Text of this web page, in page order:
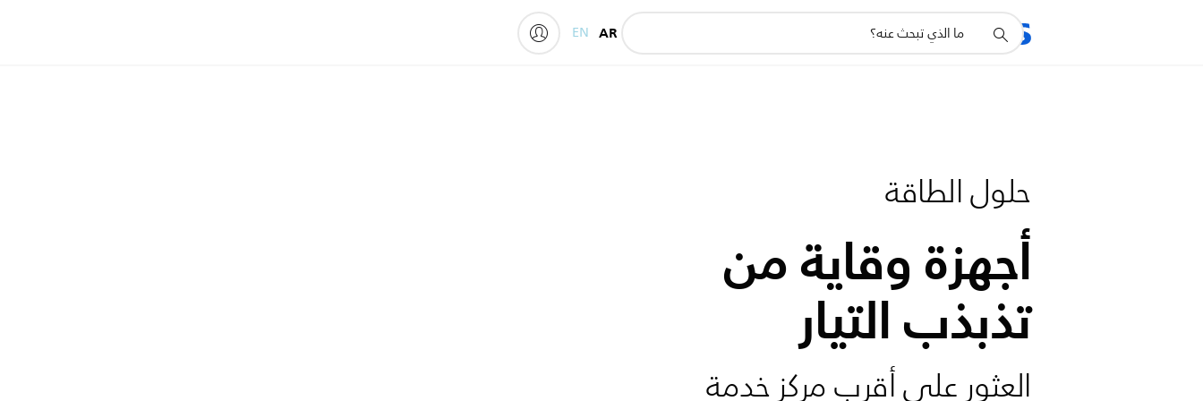
المنتجات
أيقونة
دعم
AR
EN
حلول الطاقة
أجهزة وقاية من
تذبذب التيار
العثور على أقرب مركز خدمة